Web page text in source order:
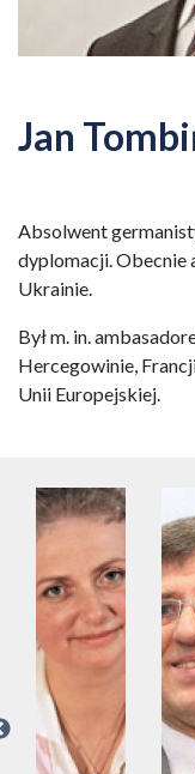
Jan
Absolwent
dyplomacji. Obecnie
Ukrainie.
Był m. in.
Hercegowinie,
Unii Europejskiej.